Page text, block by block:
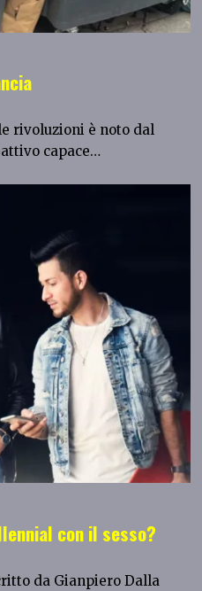
rivoluzioni è noto dal
capace…
con il sesso?
da Gianpiero Dalla